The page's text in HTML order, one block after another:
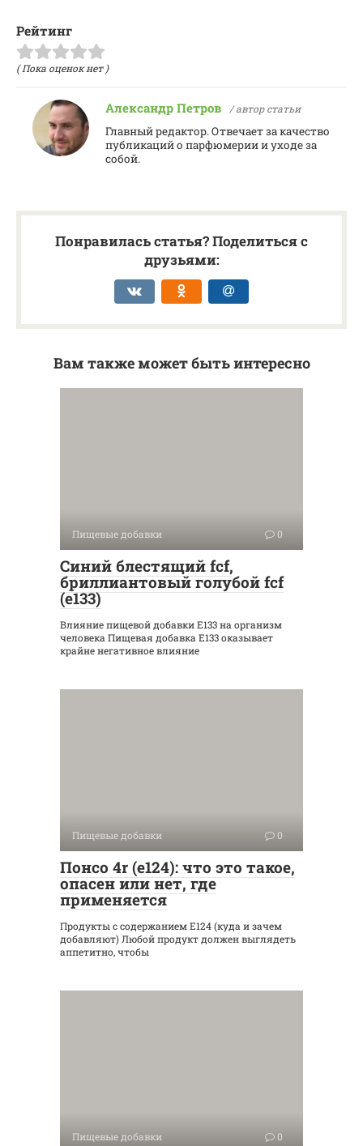
Рейтинг
( Пока оценок нет )
Александр Петров / автор статьи
Главный редактор. Отвечает за качество
публикаций о парфюмерии и уходе за
собой.
Понравилась статья? Поделиться с
друзьями:
Вам также может быть интересно
Пищевые добавки 0
Синий блестящий fcf,
бриллиантовый голубой fcf
(е133)
Влияние пищевой добавки Е133 на организм
человека Пищевая добавка Е133 оказывает
крайне негативное влияние
Пищевые добавки 0
Понсо 4r (е124): что это такое,
опасен или нет, где
применяется
Продукты с содержанием Е124 (куда и зачем
добавляют) Любой продукт должен выглядеть
аппетитно, чтобы
Пищевые добавки 0